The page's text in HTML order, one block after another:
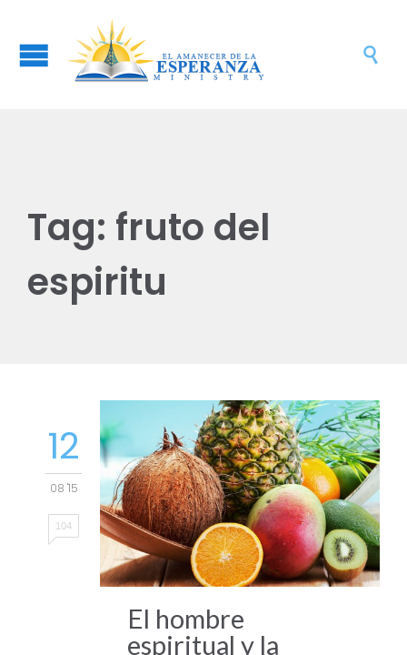

Tag: fruto del
espiritu
12
08 '15
104
El hombre
espiritual y la